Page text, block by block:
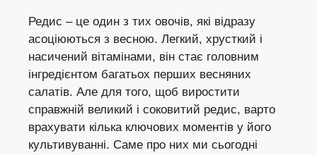
Редис – це один з тих овочів, які відразу
асоціюються з весною. Легкий, хрусткий і
насичений вітамінами, він стає головним
інгредієнтом багатьох перших весняних
салатів. Але для того, щоб виростити
справжній великий і соковитий редис, варто
врахувати кілька ключових моментів у його
культивуванні. Саме про них ми сьогодні